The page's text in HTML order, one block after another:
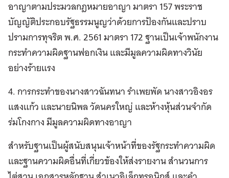
อาญาตามประมวลกฎหมายอาญา มาตรา 157 พระราช
บัญญัติประกอบรัฐธรรมนูญว่าด้วยการป้องกันและปราบ
ปรามการทุจริต พ.ศ. 2561 มาตรา 172 ฐานเป็นเจ้าพนักงาน
กระทำความผิดฐานฟอกเงิน และมีมูลความผิดทางวินัย
อย่างร้ายแรง
4. การกระทำของนางสาวฉันทนา รำเพยพัด นางสาวอิงอร
แสงแก้ว และนายนิพล วัดนครใหญ่ และห้างหุ้นส่วนจำกัด
ร่มโกงกาง มีมูลความผิดทางอาญา
สำหรับฐานเป็นผู้สนับสนุนเจ้าหน้าที่ของรัฐกระทำความผิด
และฐานความผิดอื่นที่เกี่ยวข้องให้ส่งรายงาน สำนวนการ